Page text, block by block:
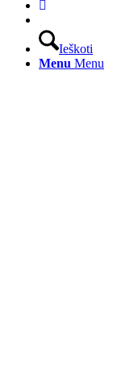
Ieškoti
Menu Menu